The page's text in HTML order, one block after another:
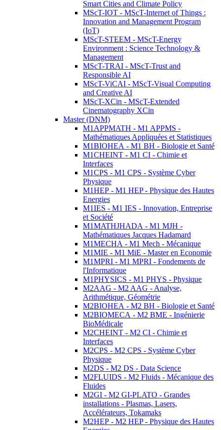
Smart Cities and Climate Policy
MScT-IOT - MScT-Internet of Things :
Innovation and Management Program
(IoT)
MScT-STEEM - MScT-Energy
Environment : Science Technology &
Management
MScT-TRAI - MScT-Trust and
Responsible AI
MScT-ViCAI - MScT-Visual Computing
and Creative AI
MScT-XCin - MScT-Extended
Cinematography XCin
Master (DNM)
M1APPMATH - M1 APPMS -
Mathématiques Appliquées et Statistiques
M1BIOHEA - M1 BH - Biologie et Santé
M1CHEINT - M1 CI - Chimie et
Interfaces
M1CPS - M1 CPS - Système Cyber
Physique
M1HEP - M1 HEP - Physique des Hautes
Energies
M1IES - M1 IES - Innovation, Entreprise
et Société
M1MATHJHADA - M1 MJH -
Mathématiques Jacques Hadamard
M1MECHA - M1 Mech - Mécanique
M1MIE - M1 MiE - Master en Economie
M1MPRI - M1 MPRI - Fondements de
l'Informatique
M1PHYSICS - M1 PHYS - Physique
M2AAG - M2 AAG - Analyse,
Arithmétique, Géométrie
M2BIOHEA - M2 BH - Biologie et Santé
M2BIOMECA - M2 BME - Ingénierie
BioMédicale
M2CHEINT - M2 CI - Chimie et
Interfaces
M2CPS - M2 CPS - Système Cyber
Physique
M2DS - M2 DS - Data Science
M2FLUIDS - M2 Fluids - Mécanique des
Fluides
M2GI - M2 GI-PLATO - Grandes
installations - Plasmas, Lasers,
Accélérateurs, Tokamaks
M2HEP - M2 HEP - Physique des Hautes